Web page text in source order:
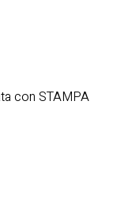
con STAMPA